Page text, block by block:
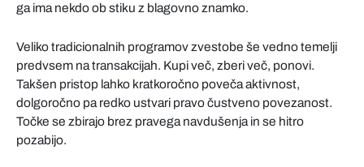
ga ima nekdo ob stiku z blagovno znamko.
Veliko tradicionalnih programov zvestobe še vedno temelji
predvsem na transakcijah. Kupi več, zberi več, ponovi.
Takšen pristop lahko kratkoročno poveča aktivnost,
dolgoročno pa redko ustvari pravo čustveno povezanost.
Točke se zbirajo brez pravega navdušenja in se hitro
pozabijo.